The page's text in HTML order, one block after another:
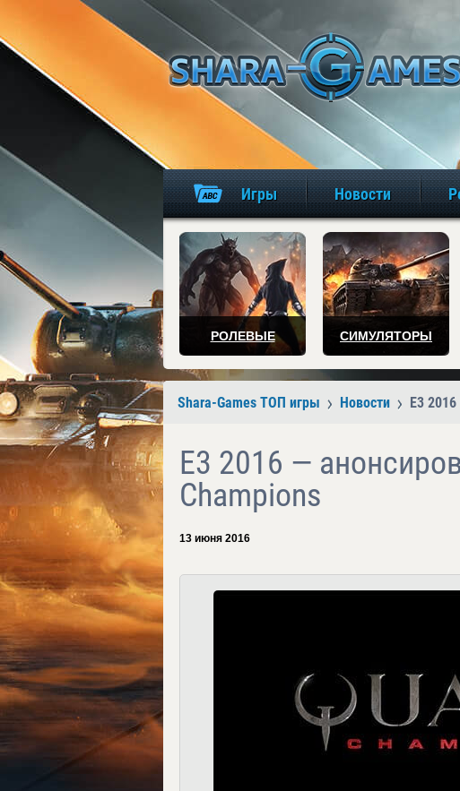
Игры Новости
РОЛЕВЫЕ СИМУЛЯТОРЫ
Shara-Games ТОП игры Новости E3
E3 2016 —
Champions
13 июня 2016